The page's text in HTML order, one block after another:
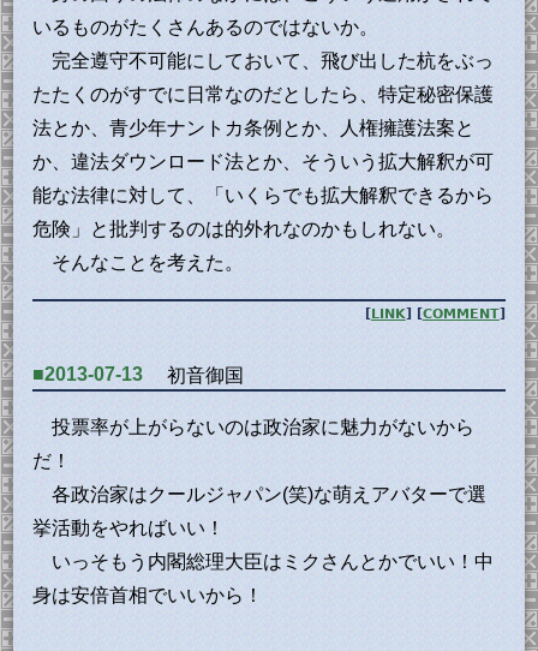
いるものがたくさんあるのではないか。
完全遵守不可能にしておいて、飛び出した杭をぶっ
たたくのがすでに日常なのだとしたら、特定秘密保護
法とか、青少年ナントカ条例とか、人権擁護法案と
か、違法ダウンロード法とか、そういう拡大解釈が可
能な法律に対して、「いくらでも拡大解釈できるから
危険」と批判するのは的外れなのかもしれない。
そんなことを考えた。
[LINK ] [COMMENT]
■2013-07-13 初音御国
投票率が上がらないのは政治家に魅力がないから
だ！
各政治家はクールジャパン(笑)な萌えアバターで選
挙活動をやればいい！
いっそもう内閣総理大臣はミクさんとかでいい！中
身は安倍首相でいいから！